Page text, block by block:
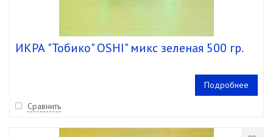
ИКРА "Тобико" OSHI" микс зеленая 500 гр.
Подробнее
Сравнить